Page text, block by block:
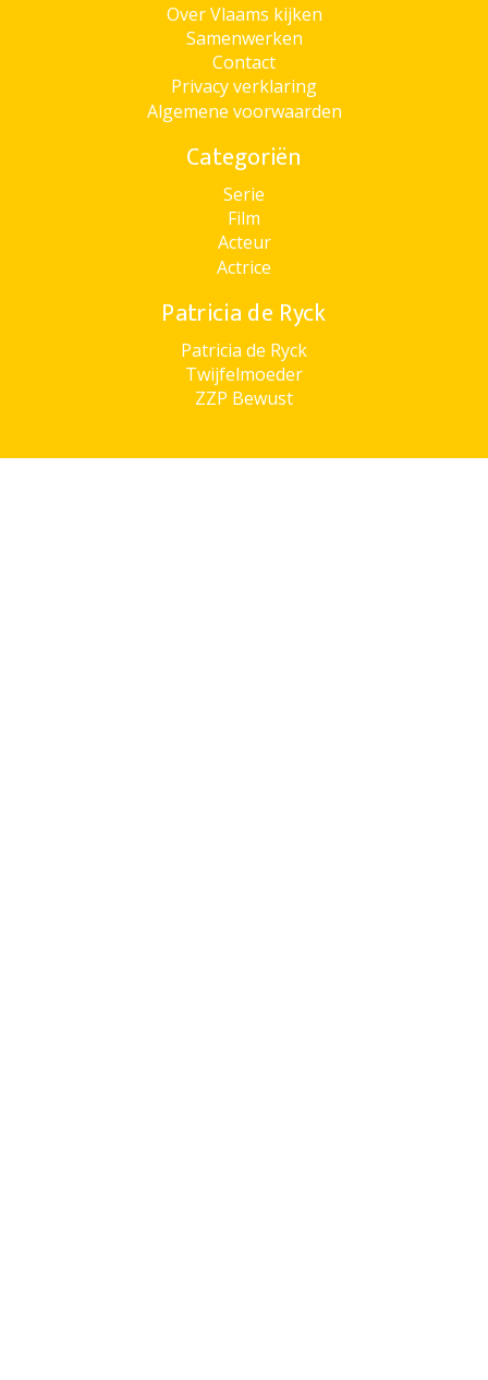
Over Vlaams kijken
Samenwerken
Contact
Privacy verklaring
Algemene voorwaarden
Categoriën
Serie
Film
Acteur
Actrice
Patricia de Ryck
Patricia de Ryck
Twijfelmoeder
ZZP Bewust